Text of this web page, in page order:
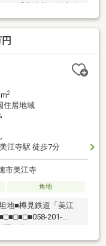
阜市内で黄色い店
りませんか。私たち
の不動産エキスパー
ことならお任せ下さ
2
住居地域
江寺駅 徒歩7分
市美江寺
角地
地■樽見鉄道「美江
201-
車を見かけたことあ